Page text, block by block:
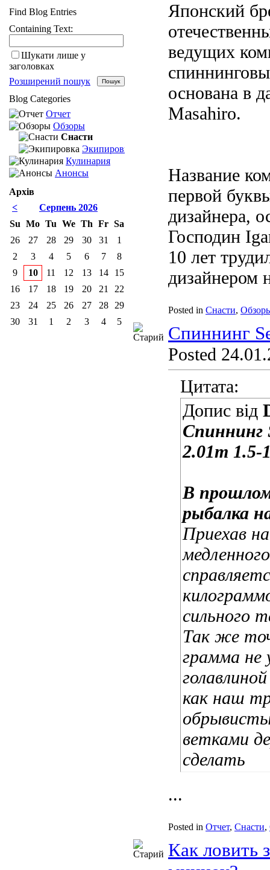
Японский
ведущих
основана в
Masahiro.
Название
первой
дизайнера,
Господин
10 лет
дизайнером
Posted in Снасти,
Спиннинг
Posted
Цитата:
Допис від
Спиннинг
2.01m 1.5-
В прошлом
рыбалка
Приехав
сильного
Так же
грамма не
как наш
ветками
сделать
...
Posted in Отчет, Снасти,
Как ловить
Find Blog Entries
Containing Text:
Шукати лише у
заголовках
Розширений пошук
Blog Categories
Отчет
Обзоры
Снасти
Экипировка
Кулинария
Анонсы
Архів
<
Серпень 2026
Su Mo Tu We Th Fr Sa
26
27 28 29 30 31
1
2
3 4 5 6 7
8
9
10 11 12 13 14
15
16
17 18 19 20 21
22
23
24 25 26 27 28
29
30
31 1 2 3 4 5